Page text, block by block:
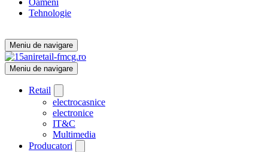
Oameni
Tehnologie
Meniu de navigare
Meniu de navigare
Retail
electrocasnice
electronice
IT&C
Multimedia
Producatori